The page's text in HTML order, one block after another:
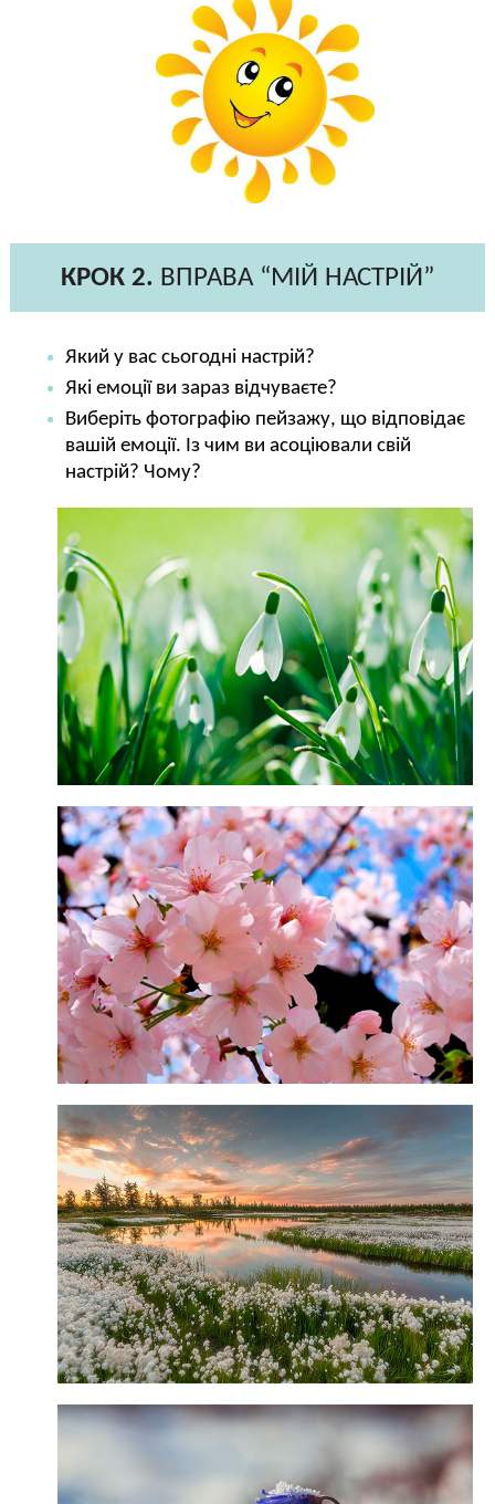
КРОК 2. ВПРАВА “МІЙ НАСТРІЙ”
Який у вас сьогодні настрій?
Які емоції ви зараз відчуваєте?
Виберіть фотографію пейзажу, що відповідає
вашій емоції. Із чим ви асоціювали свій
настрій? Чому?